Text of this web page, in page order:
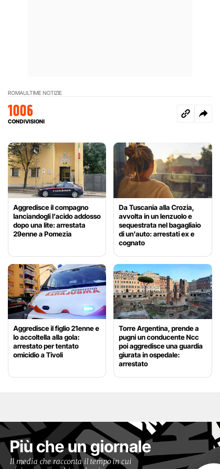
ROMAULTIME NOTIZIE
1006
CONDIVISIONI
Aggredisce il compagno
lanciandogli l’acido addosso
dopo una lite: arrestata
29enne a Pomezia
Da Tuscania alla Crozia,
avvolta in un lenzuolo e
sequestrata nel bagagliaio
di un’auto: arrestati ex e
cognato
Aggredisce il figlio 21enne e
lo accoltella alla gola:
arrestato per tentato
omicidio a Tivoli
Torre Argentina, prende a
pugni un conducente Ncc
poi aggredisce una guardia
giurata in ospedale:
arrestato
Più che un giornale
Il media che racconta il tempo in cui